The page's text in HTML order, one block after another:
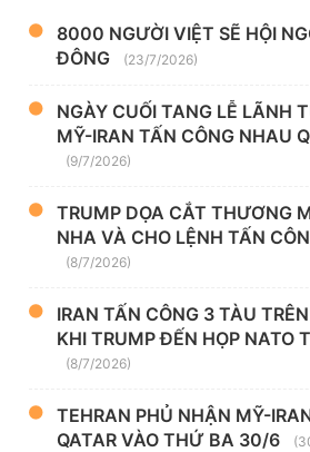
8000 NGƯỜI VIỆT SẼ HỘI
ĐÔNG
(23/7/2026)
NGÀY CUỐI TANG LỄ LÃNH
MỸ-IRAN TẤN CÔNG NHAU
(9/7/2026)
TRUMP DỌA CẮT THƯƠNG
NHA VÀ CHO LỆNH TẤN
(8/7/2026)
IRAN TẤN CÔNG 3 TÀU
KHI TRUMP ĐẾN HỌP NATO
(8/7/2026)
TEHRAN PHỦ NHẬN MỸ-
QATAR VÀO THỨ BA 30/6